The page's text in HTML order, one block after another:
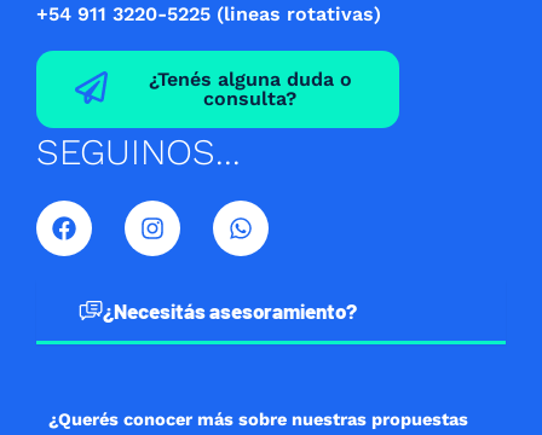
+54 911 3220-5225 (lineas rotativas)
¿Tenés alguna duda o
consulta?
SEGUINOS...
F
a
c
I
n
s
a
W
h
a
s
¿Necesitás asesoramiento?
¿Querés conocer más sobre nuestras propuestas